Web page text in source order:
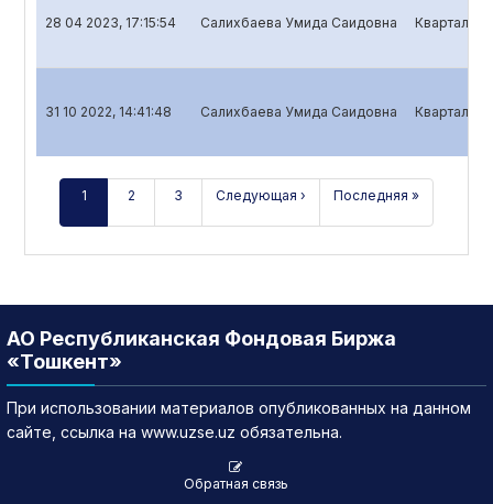
28 04 2023, 17:15:54 Салихбаева Умида Саидовна
31 10 2022, 14:41:48 Салихбаева Умида Саидовна
1 2 3 Следующая › Последняя »
АО Республиканская Фондовая Биржа
«Тошкент»
При использовании материалов опубликованных на данном
сайте, ссылка на www.uzse.uz обязательна.
Обратная связь